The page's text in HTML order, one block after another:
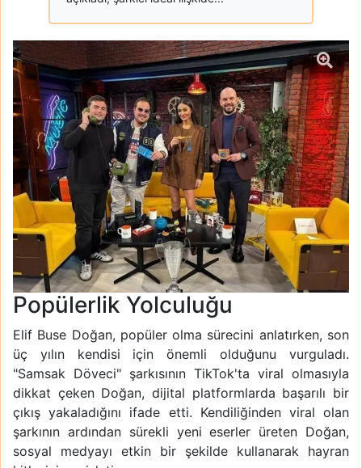
Popülerlik Yolculuğu
Elif Buse Doğan, popüler olma sürecini anlatırken, son
üç yılın kendisi için önemli olduğunu vurguladı.
"Samsak Döveci" şarkısının TikTok'ta viral olmasıyla
dikkat çeken Doğan, dijital platformlarda başarılı bir
çıkış yakaladığını ifade etti. Kendiliğinden viral olan
şarkının ardından sürekli yeni eserler üreten Doğan,
sosyal medyayı etkin bir şekilde kullanarak hayran